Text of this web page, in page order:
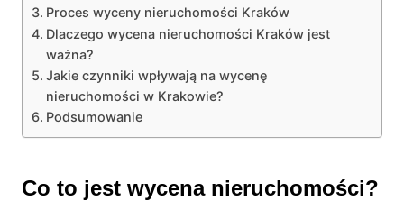
Proces wyceny nieruchomości Kraków
Dlaczego wycena nieruchomości Kraków jest
ważna?
Jakie czynniki wpływają na wycenę
nieruchomości w Krakowie?
Podsumowanie
Co to jest wycena nieruchomości?